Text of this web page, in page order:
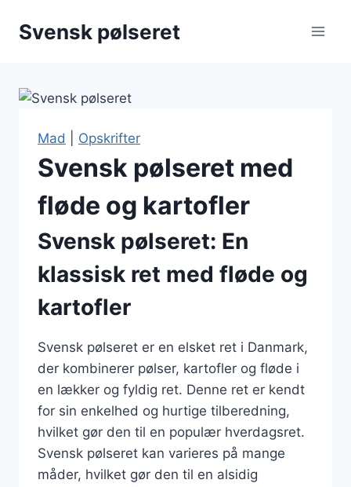
Svensk pølseret
Mad Opskrifter
Svensk pølseret med
fløde og kartofler
Svensk pølseret: En
klassisk ret med fløde og
kartofler
Svensk pølseret er en elsket ret i Danmark,
der kombinerer pølser, kartofler og fløde i
en lækker og fyldig ret. Denne ret er kendt
for sin enkelhed og hurtige tilberedning,
hvilket gør den til en populær hverdagsret.
Svensk pølseret kan varieres på mange
måder, hvilket gør den til en alsidig